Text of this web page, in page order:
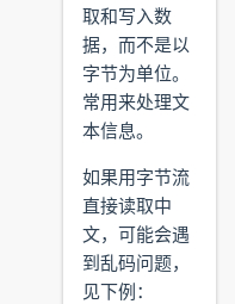
取和写入数
据，而不是以
字节为单位。
常用来处理文
本信息。
如果用字节流
直接读取中
文，可能会遇
到乱码问题，
见下例：